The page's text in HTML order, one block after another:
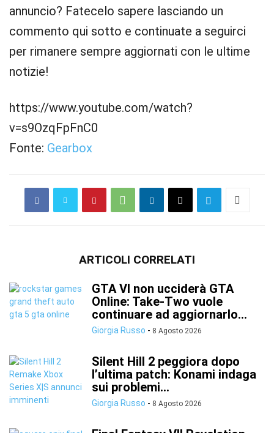
annuncio? Fatecelo sapere lasciando un
commento qui sotto e continuate a seguirci
per rimanere sempre aggiornati con le ultime
notizie!
https://www.youtube.com/watch?
v=s9OzqFpFnC0
Fonte: Gearbox
ARTICOLI CORRELATI
GTA VI non ucciderà GTA
Online: Take-Two vuole
continuare ad aggiornarlo...
Giorgia Russo - 8 Agosto 2026
Silent Hill 2 peggiora dopo
l’ultima patch: Konami indaga
sui problemi...
Giorgia Russo - 8 Agosto 2026